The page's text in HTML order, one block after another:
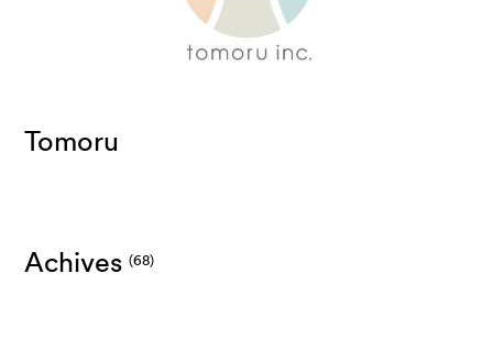
Tomoru
Achives (68)